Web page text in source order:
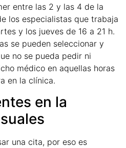
entre las 2 y las 4 de la
los especialistas que trabaja
y los jueves de 16 a 21 h.
se pueden seleccionar y
no se pueda pedir ni
médico en aquellas horas
en la clínica.
en la
una cita, por eso es